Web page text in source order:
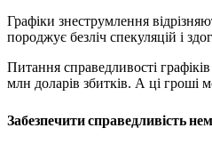
Графіки знеструмлення
породжує безліч спекуляцій і
Питання справедливості
млн доларів збитків. А ці гроші
Забезпечити справедливість